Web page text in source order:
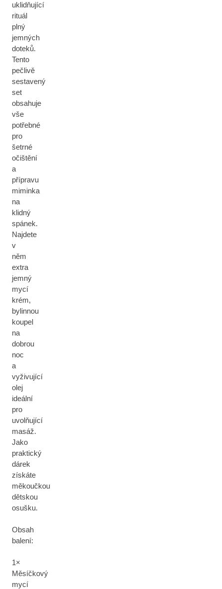
uklidňující
rituál
plný
jemných
doteků.
Tento
pečlivě
sestavený
set
obsahuje
vše
potřebné
pro
šetrné
očištění
a
přípravu
miminka
na
klidný
spánek.
Najdete
v
něm
extra
jemný
mycí
krém,
bylinnou
koupel
na
dobrou
noc
a
vyživující
olej
ideální
pro
uvolňující
masáž.
Jako
praktický
dárek
získáte
měkoučkou
dětskou
osušku.
Obsah
balení:
1×
Měsíčkový
mycí